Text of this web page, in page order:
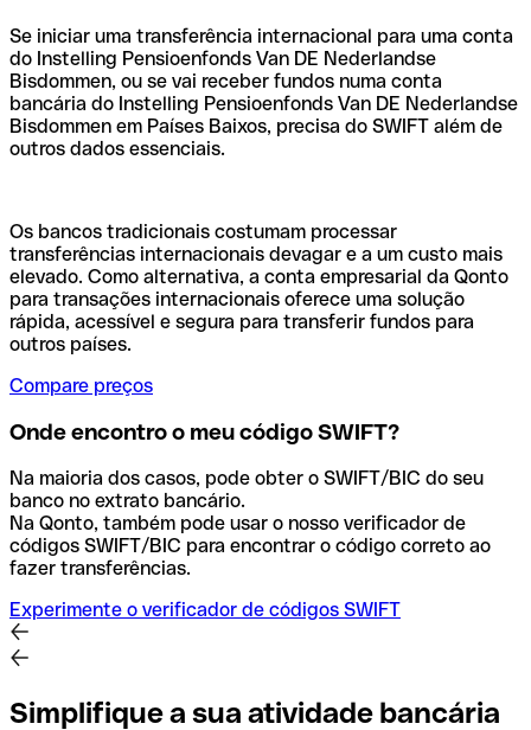
Se iniciar uma transferência internacional para uma conta
do Instelling Pensioenfonds Van DE Nederlandse
Bisdommen, ou se vai receber fundos numa conta
bancária do Instelling Pensioenfonds Van DE Nederlandse
Bisdommen em Países Baixos, precisa do SWIFT além de
outros dados essenciais.
Os bancos tradicionais costumam processar
transferências internacionais devagar e a um custo mais
elevado. Como alternativa, a conta empresarial da Qonto
para transações internacionais oferece uma solução
rápida, acessível e segura para transferir fundos para
outros países.
Compare preços
Onde encontro o meu código SWIFT?
Na maioria dos casos, pode obter o SWIFT/BIC do seu
banco no extrato bancário.
Na Qonto, também pode usar o nosso verificador de
códigos SWIFT/BIC para encontrar o código correto ao
fazer transferências.
Experimente o verificador de códigos SWIFT
Simplifique a sua atividade bancária